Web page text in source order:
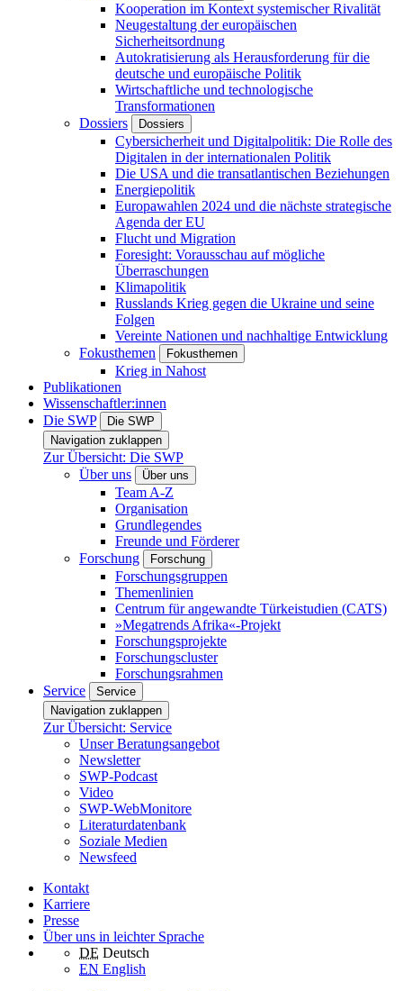
Kooperation im Kontext systemischer Rivalität
Neugestaltung der europäischen
Sicherheitsordnung
Autokratisierung als Herausforderung für die
deutsche und europäische Politik
Wirtschaftliche und technologische
Transformationen
Dossiers
Dossiers
Cybersicherheit und Digitalpolitik: Die Rolle des
Digitalen in der internationalen Politik
Die USA und die transatlantischen Beziehungen
Energiepolitik
Europawahlen 2024 und die nächste strategische
Agenda der EU
Flucht und Migration
Foresight: Vorausschau auf mögliche
Überraschungen
Klimapolitik
Russlands Krieg gegen die Ukraine und seine
Folgen
Vereinte Nationen und nachhaltige Entwicklung
Fokusthemen
Fokusthemen
Krieg in Nahost
Publikationen
Wissenschaftler:innen
Die SWP
Die SWP
Navigation zuklappen
Zur Übersicht: Die SWP
Über uns
Über uns
Team A-Z
Organisation
Grundlegendes
Freunde und Förderer
Forschung
Forschung
Forschungsgruppen
Themenlinien
Centrum für angewandte Türkeistudien (CATS)
»Megatrends Afrika«-Projekt
Forschungsprojekte
Forschungscluster
Forschungsrahmen
Service
Service
Navigation zuklappen
Zur Übersicht: Service
Unser Beratungsangebot
Newsletter
SWP-Podcast
Video
SWP-WebMonitore
Literaturdatenbank
Soziale Medien
Newsfeed
Kontakt
Karriere
Presse
Über uns in leichter Sprache
DE Deutsch
EN English